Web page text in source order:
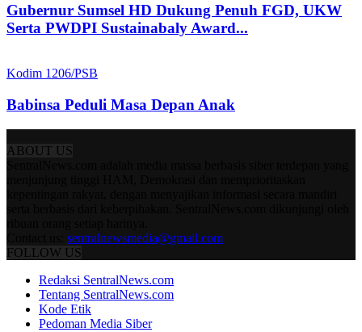
Gubernur Sumsel HD Dukung Penuh FGD, UKW
Serta PWDPI Sustainabaly Award...
Kodim 1206/PSB
Babinsa Peduli Masa Depan Anak
ABOUT US
sentralnewsmedia@gmail.com
FOLLOW US
Redaksi SentralNews.com
Tentang SentralNews.com
Kode Etik
Pedoman Media Siber